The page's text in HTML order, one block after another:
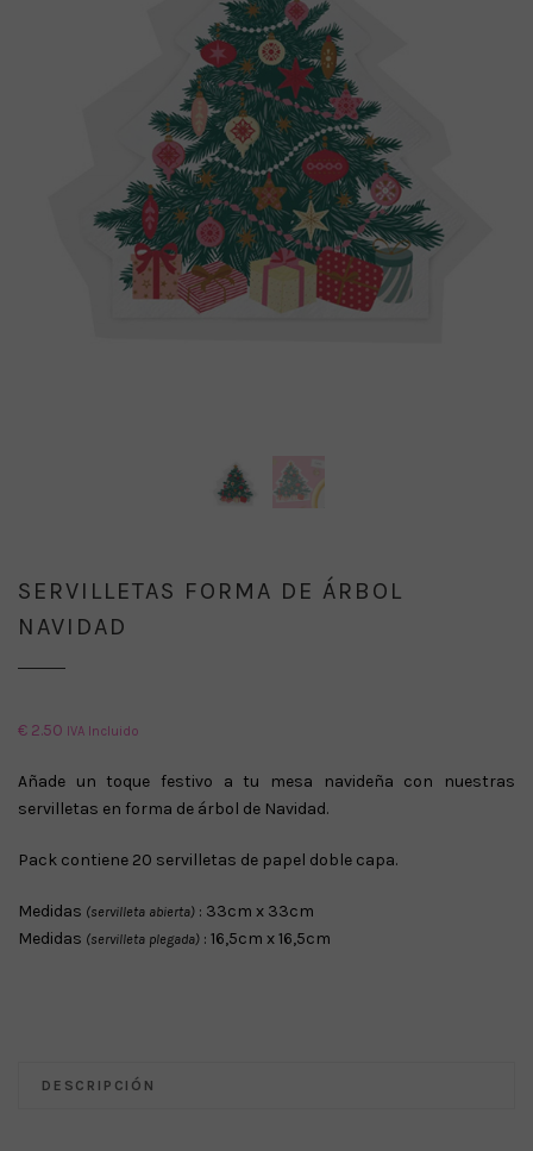
SERVILLETAS FORMA DE ÁRBOL
NAVIDAD
€ 2.50 IVA Incluido
Añade un toque festivo a tu mesa navideña con nuestras
servilletas en forma de árbol de Navidad.
Pack contiene 20 servilletas de papel doble capa.
Medidas (servilleta abierta) : 33cm x 33cm
Medidas (servilleta plegada) : 16,5cm x 16,5cm
DESCRIPCIÓN